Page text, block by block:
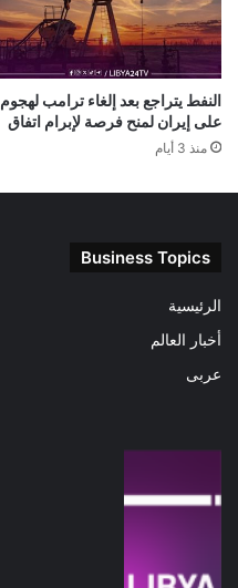
النفط يتراجع بعد إلغاء ترامب لهجوم
على إيران لمنح فرصة لإبرام اتفاق
منذ 3 أيام
Business Topics
الرئيسية
أخبار العالم
عربى